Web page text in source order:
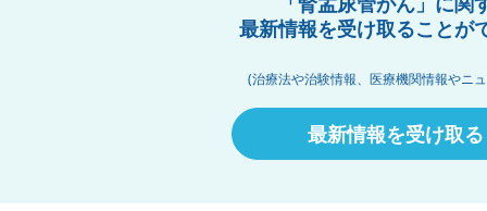
最新情報を受け取ることが
(治療法や治験情報、医療機関情報やニ
最新情報を受け取る